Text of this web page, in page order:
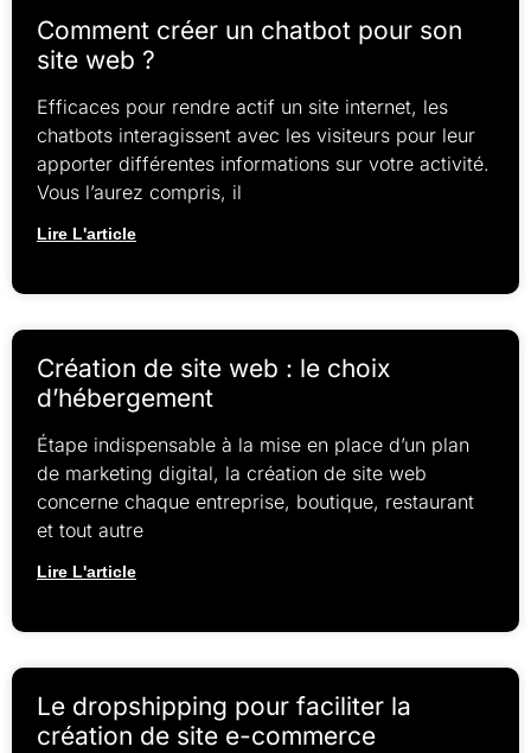
Comment créer un chatbot pour son
site web ?
Efficaces pour rendre actif un site internet, les
chatbots interagissent avec les visiteurs pour leur
apporter différentes informations sur votre activité.
Vous l’aurez compris, il
Lire L'article
Création de site web : le choix
d’hébergement
Étape indispensable à la mise en place d’un plan
de marketing digital, la création de site web
concerne chaque entreprise, boutique, restaurant
et tout autre
Lire L'article
Le dropshipping pour faciliter la
création de site e-commerce